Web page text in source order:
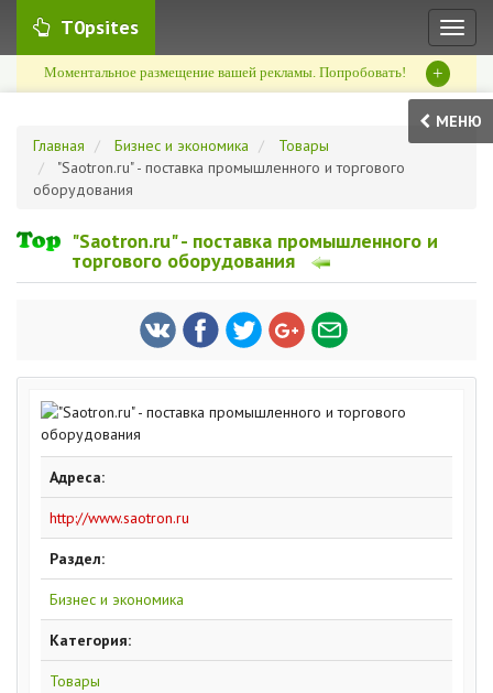
T0psites
Моментальное размещение вашей рекламы. Попробовать! +
МЕНЮ
Главная
Бизнес и экономика
Товары
"Saotron.ru" - поставка промышленного и торгового
оборудования
"Saotron.ru" - поставка промышленного и
торгового оборудования
Адреса:
http://www.saotron.ru
Раздел:
Бизнес и экономика
Категория:
Товары